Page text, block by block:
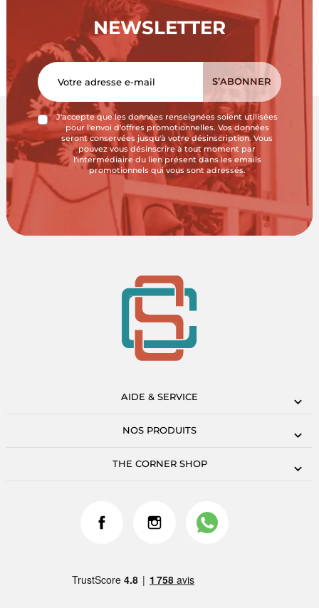
NEWSLETTER
J'accepte que les données renseignées soient utilisées
pour l'envoi d'offres promotionnelles. Vos données
seront conservées jusqu'à votre désinscription. Vous
pouvez vous désinscrire à tout moment par
l'intermédiaire du lien présent dans les emails
promotionnels qui vous sont adressés.
AIDE & SERVICE
NOS PRODUITS
THE CORNER SHOP